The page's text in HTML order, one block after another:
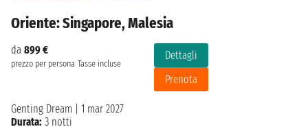
Oriente: Singapore, Malesia
da 899 €
prezzo per persona Tasse incluse
Dettagli
Prenota
Genting Dream
1 mar 2027
Durata: 3 notti